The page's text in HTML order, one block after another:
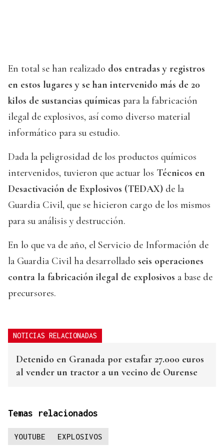
En total se han realizado dos entradas y registros
en estos lugares y se han intervenido más de 20
kilos de sustancias químicas para la fabricación
ilegal de explosivos, así como diverso material
informático para su estudio.
Dada la peligrosidad de los productos químicos
intervenidos, tuvieron que actuar los Técnicos en
Desactivación de Explosivos (TEDAX) de la
Guardia Civil, que se hicieron cargo de los mismos
para su análisis y destrucción.
En lo que va de año, el Servicio de Información de
la Guardia Civil ha desarrollado seis operaciones
contra la fabricación ilegal de explosivos a base de
precursores.
NOTICIAS RELACIONADAS
Detenido en Granada por estafar 27.000 euros
al vender un tractor a un vecino de Ourense
Temas relacionados
YOUTUBE EXPLOSIVOS